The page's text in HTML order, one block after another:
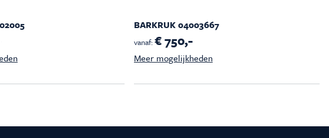
BARKRUK 04003667
vanaf:€ 750,-
Meer mogelijkheden